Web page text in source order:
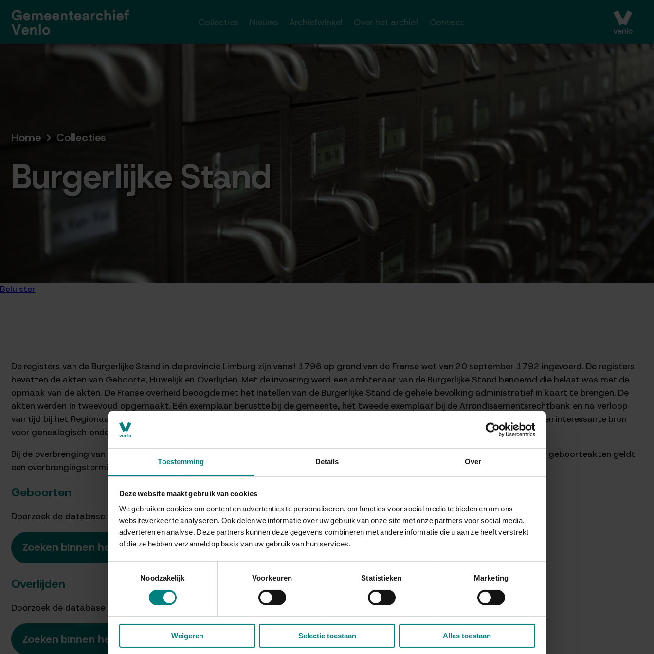
Toestemming Details Over
Deze website maakt gebruik van cookies
We gebruiken cookies om content en advertenties te personaliseren, om functies voor social media te bieden en om ons
websiteverkeer te analyseren. Ook delen we informatie over uw gebruik van onze site met onze partners voor social media,
adverteren en analyse. Deze partners kunnen deze gegevens combineren met andere informatie die u aan ze heeft verstrekt
of die ze hebben verzameld op basis van uw gebruik van hun services.
Noodzakelijk
Voorkeuren Statistieken Marketing
Weigeren Selectie toestaan Alles toestaan
Collecties Nieuws Archiefwinkel Over het archief Contact
Beluister
Home Collecties
Burgerlijke Stand
De registers van de Burgerlijke Stand in de provincie Limburg zijn vanaf 1796 op grond van de Franse wet van 20 september 1792 ingevoerd. De registers
bevatten de akten van Geboorte, Huwelijk en Overlijden. Met de invoering werd een ambtenaar van de Burgerlijke Stand benoemd die belast was met de
opmaak van de akten. De Franse overheid beoogde met het instellen van de Burgerlijke Stand de gehele bevolking administratief in kaart te brengen. De
akten werden in tweevoud opgemaakt. Eén exemplaar berustte bij de gemeente, het tweede exemplaar bij de Arrondissementsrechtbank en na verloop
van tijd bij het Regionaal Historisch Centrum Limburg te Maastricht (voorheen Rijksarchief). De akten van de Burgerlijke Stand zijn een interessante bron
voor genealogisch onderzoek.
Bij de overbrenging van akten naar het depot van het Gemeentearchief Venlo zijn overbrengingstermijnen in acht genomen. Voor de geboorteakten geldt
een overbrengingstermijn van 100 jaar, voor huwelijksakten 75 jaar en voor overlijdensakten 50 jaar.
Geboorten
Doorzoek de database met de geboorten in de burgerlijke stand van Arcen en Velden, Belfeld, Tegelen en Venlo.
Zoeken binnen het geboorteregister
Overlijden
Doorzoek de database met de overlijdens uit de burgerlijke stand van Arcen en Velden, Belfeld, Tegelen en Venlo.
Zoeken binnen het overlijdensregister